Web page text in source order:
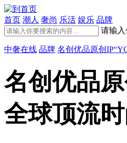
首页 潮人 奢尚 乐活 娱乐 品牌
请输
中奢在线 品牌 名创优品原创
名创优品
全球顶流